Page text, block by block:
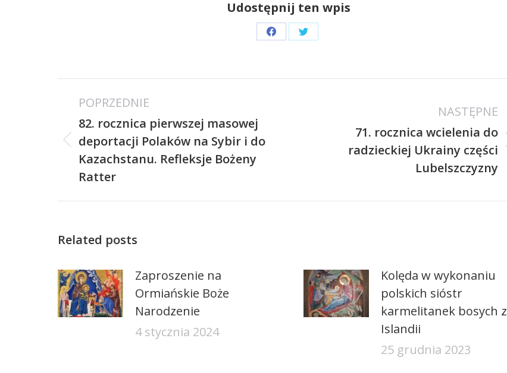
Udostępnij ten wpis
Share Share
wpisów
POPRZEDNIE
Poprzedni
wpis:
82. rocznica pierwszej masowej
deportacji Polaków na Sybir i do
Kazachstanu. Refleksje Bożeny
Ratter
NASTĘPNE
Następny
71. rocznica wcielenia do
radzieckiej Ukrainy części
Lubelszczyzny
Related posts
Zaproszenie na
Ormiańskie Boże
Narodzenie
4 stycznia 2024
Kolęda w wykonaniu
polskich sióstr
karmelitanek bosych z
Islandii
25 grudnia 2023